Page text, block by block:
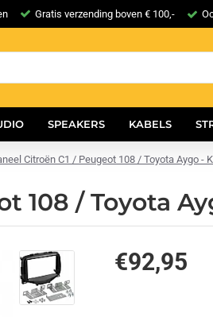
Gratis verzending boven € 100,-
SPEAKERS KABELS
Citroën C1 / Peugeot 108 / Toyota Aygo -
108 / Toyota
€92,95